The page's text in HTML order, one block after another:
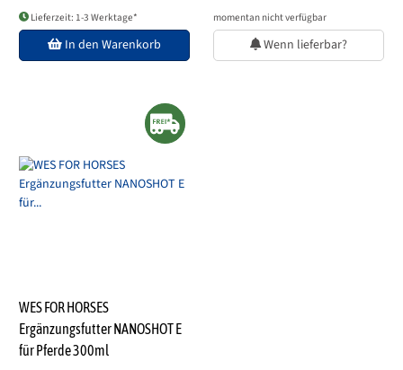
Lieferzeit: 1-3 Werktage*
In den Warenkorb
momentan nicht verfügbar
Wenn lieferbar?
WES FOR HORSES
Ergänzungsfutter NANOSHOT E
für Pferde 300ml